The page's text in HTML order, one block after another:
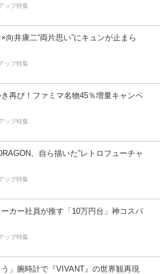
ップ特集
向井康二“両片思い”にキュンが止まら
ップ特集
再び！ファミマ名物45％増量キャンペ
ップ特集
、自ら描いた”レトロフューチャ
ップ特集
ーカー社員が推す「10万円台」神コスパ
ップ特集
う」腕時計で『VIVANT』の世界観再現